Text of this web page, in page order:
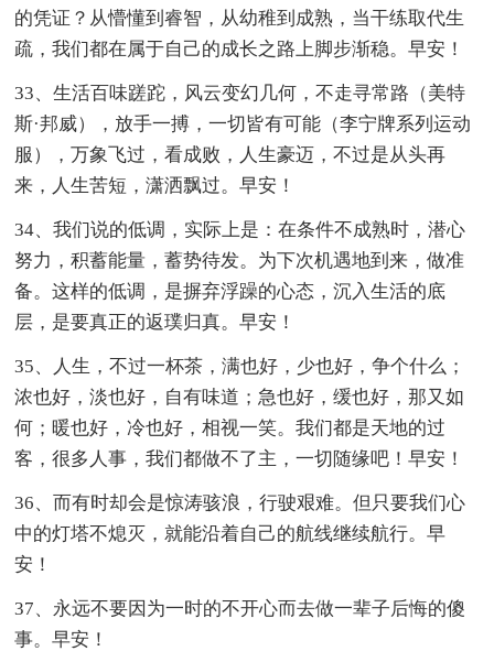
的凭证？从懵懂到睿智，从幼稚到成熟，当干练取代生
疏，我们都在属于自己的成长之路上脚步渐稳。早安！
33、生活百味蹉跎，风云变幻几何，不走寻常路（美特
斯·邦威），放手一搏，一切皆有可能（李宁牌系列运动
服），万象飞过，看成败，人生豪迈，不过是从头再
来，人生苦短，潇洒飘过。早安！
34、我们说的低调，实际上是：在条件不成熟时，潜心
努力，积蓄能量，蓄势待发。为下次机遇地到来，做准
备。这样的低调，是摒弃浮躁的心态，沉入生活的底
层，是要真正的返璞归真。早安！
35、人生，不过一杯茶，满也好，少也好，争个什么；
浓也好，淡也好，自有味道；急也好，缓也好，那又如
何；暖也好，冷也好，相视一笑。我们都是天地的过
客，很多人事，我们都做不了主，一切随缘吧！早安！
36、而有时却会是惊涛骇浪，行驶艰难。但只要我们心
中的灯塔不熄灭，就能沿着自己的航线继续航行。早
安！
37、永远不要因为一时的不开心而去做一辈子后悔的傻
事。早安！